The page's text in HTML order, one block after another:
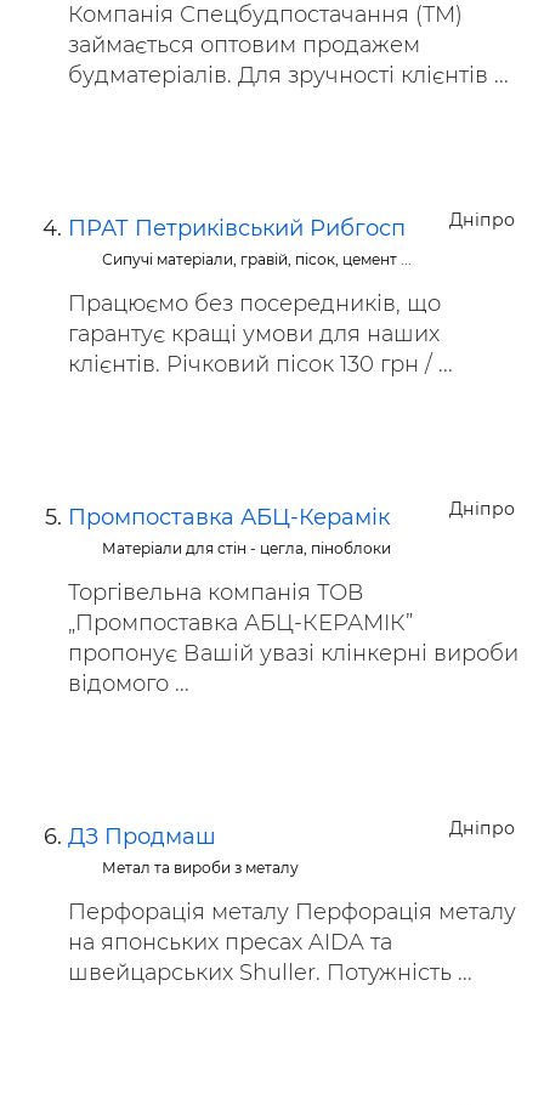
Компанія Спецбудпостачання (ТМ)
займається оптовим продажем
будматеріалів. Для зручності клієнтів ...
Дніпро
ПРАТ Петриківський Рибгосп
Сипучі матеріали, гравій, пісок, цемент ...
Працюємо без посередників, що
гарантує кращі умови для наших
клієнтів. Річковий пісок 130 грн / ...
Дніпро
Промпоставка АБЦ-Керамік
Матеріали для стін - цегла, піноблоки
Торгівельна компанія ТОВ
„Промпоставка АБЦ-КЕРАМІК”
пропонує Вашій увазі клінкерні вироби
відомого ...
Дніпро
ДЗ Продмаш
Метал та вироби з металу
Перфорація металу Перфорація металу
на японських пресах AIDA та
швейцарських Shuller. Потужність ...